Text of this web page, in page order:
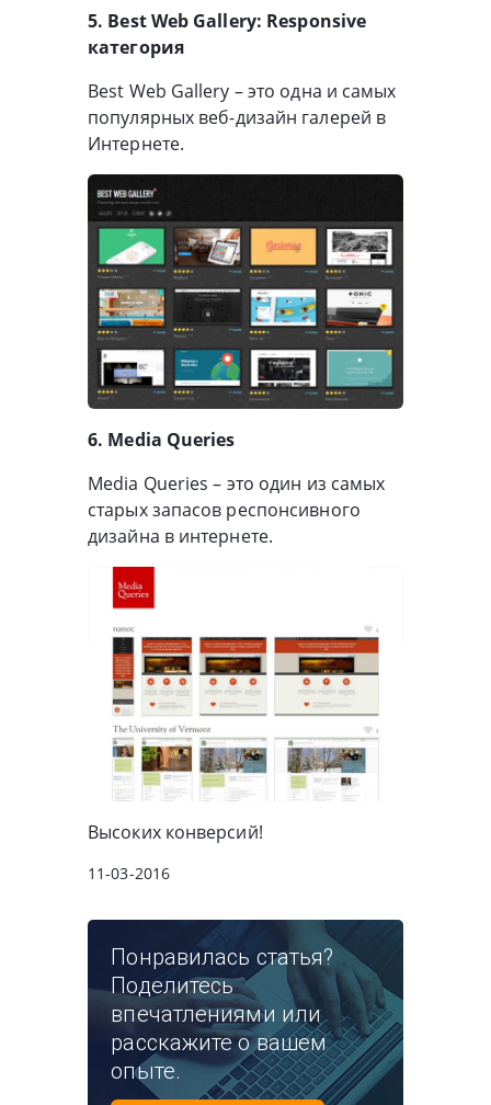
5. Best Web Gallery: Responsive
категория
Best Web Gallery – это одна и самых
популярных веб-дизайн галерей в
Интернете.
6. Media Queries
Media Queries – это один из самых
старых запасов респонсивного
дизайна в интернете.
Высоких конверсий!
11-03-2016
Понравилась статья?
Поделитесь
впечатлениями или
расскажите о вашем
опыте.